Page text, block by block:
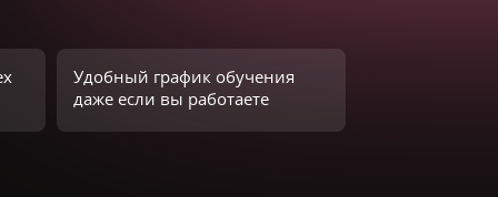
Удобный график обучения
даже если вы работаете